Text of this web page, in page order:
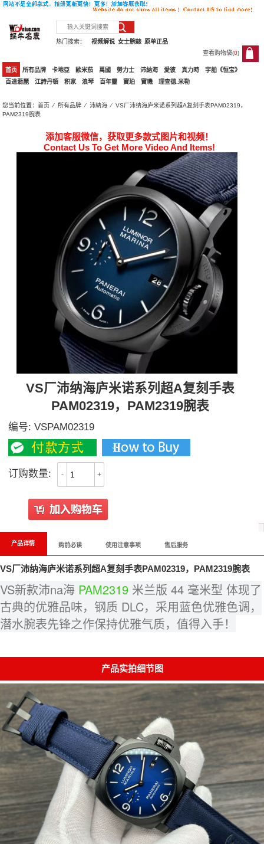
热门搜索： 原单正品
女士腕錶
视频解说
查看购物袋(0)
0
首页 所有品牌 卡地亞 歐米茄 萬國 勞力士 沛納海 愛彼 真力時
宇舶《恒宝》
百達翡麗
江詩丹頓 积家 浪琴 百年靈 寶珀 寶璣 理查德.米勒
您当前位置：首页 ⁄所有品牌 ⁄沛納海 ⁄ VS厂沛纳海庐米诺系列超A复刻手表PAM02319，
PAM2319腕表
添加客服微信，获取更多款式图片和视频！
Contact Us To Get More Video And Items!
VS厂沛纳海庐米诺系列超A复刻手表
PAM02319，PAM2319腕表
编号:VSPAM02319
订购数量: - +
产品详情 购前必读 使用注意事项 售后服务
VS厂沛纳海庐米诺系列超A复刻手表PAM02319，PAM2319腕表
VS新款沛na海 PAM2319 米兰版 44 毫米型 体现了
古典的优雅品味，钢质 DLC，采用蓝色优雅色调，
潜水腕表先锋之作保持优雅气质，值得入手！
产品实拍细节图